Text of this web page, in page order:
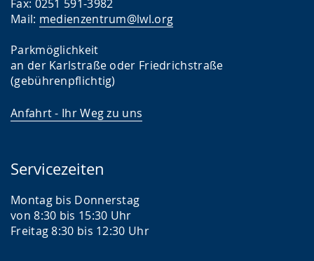
Fax: 0251 591-3982
Mail: medienzentrum@lwl.org
Parkmöglichkeit
an der Karlstraße oder Friedrichstraße
(gebührenpflichtig)
Anfahrt - Ihr Weg zu uns
Servicezeiten
Montag bis Donnerstag
von 8:30 bis 15:30 Uhr
Freitag 8:30 bis 12:30 Uhr